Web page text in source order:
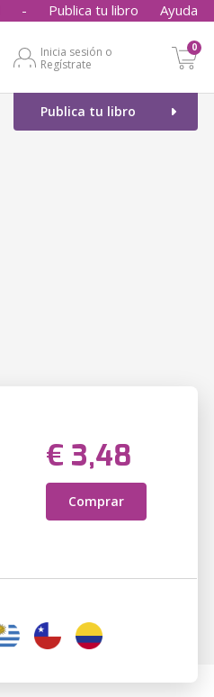
- Publica tu libro Ayuda
Inicia sesión o
Regístrate
0
Publica tu libro
€ 3,48
Comprar